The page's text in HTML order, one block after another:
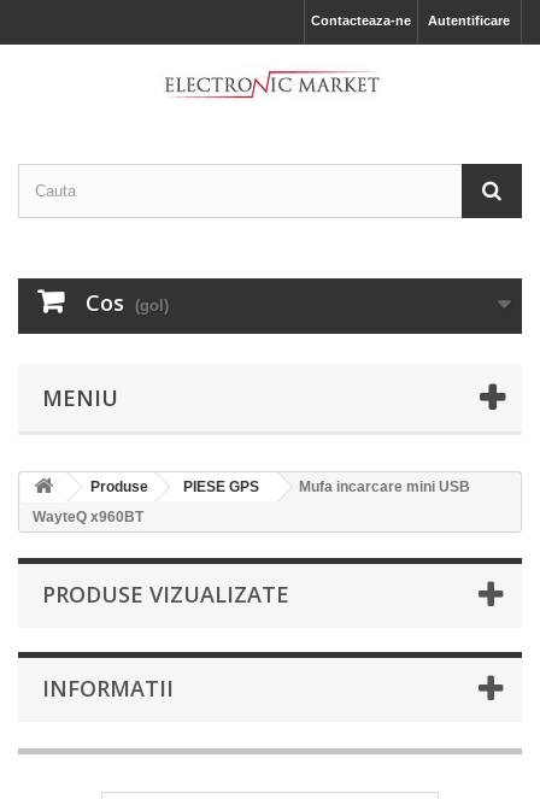
Autentificare
Contacteaza-ne
Cos (gol)
MENIU
Produse PIESE GPS
Mufa incarcare mini USB
WayteQ x960BT
PRODUSE VIZUALIZATE
INFORMATII